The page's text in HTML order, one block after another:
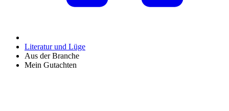
Literatur und Lüge
Aus der Branche
Mein Gutachten